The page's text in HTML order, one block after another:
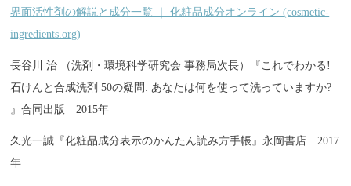
界面活性剤の解説と成分一覧 ｜ 化粧品成分オンライン (cosmetic-
ingredients.org)
長谷川 治 （洗剤・環境科学研究会 事務局次長）『これでわかる!
石けんと合成洗剤 50の疑問: あなたは何を使って洗っていますか?
』合同出版 2015年
久光一誠『化粧品成分表示のかんたん読み方手帳』永岡書店 2017
年